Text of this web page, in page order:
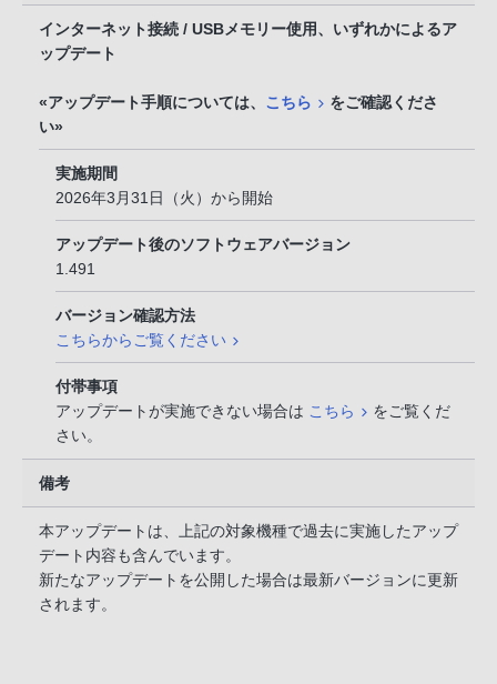
インターネット接続 / USBメモリー使用、いずれかによるア
ップデート
«アップデート手順については、 こちら
をご確認くださ
い»
実施期間
2026年3月31日（火）から開始
アップデート後のソフトウェアバージョン
1.491
バージョン確認方法
こちらからご覧ください
付帯事項
アップデートが実施できない場合は こちら
をご覧くだ
さい。
備考
本アップデートは、上記の対象機種で過去に実施したアップ
デート内容も含んでいます。
新たなアップデートを公開した場合は最新バージョンに更新
されます。